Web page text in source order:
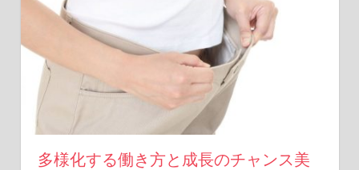
多様化する働き方と成長のチャンス美